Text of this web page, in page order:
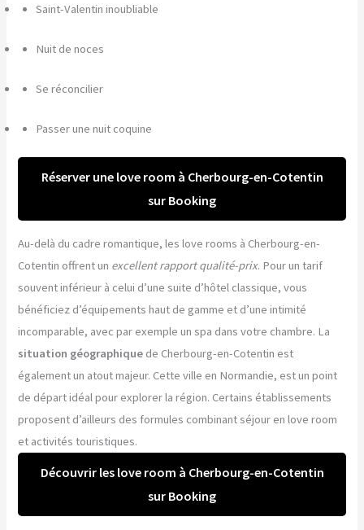
Saint-Valentin inoubliable
Nuit de noces
Se réconcilier
Passer une nuit coquine
Réserver une love room à Cherbourg-en-Cotentin
sur Booking
Au-delà du cadre romantique, les love rooms à Cherbourg-en-
Cotentin offrent un excellent rapport qualité-prix. Pour un tarif
souvent inférieur à celui d’une suite d’hôtel classique, vous
bénéficiez d’équipements haut de gamme et d’une intimité
incomparable, avec par exemple un spa dans votre chambre. La
situation géographique de Cherbourg-en-Cotentin est
également un atout majeur. Cette ville en Normandie, est un point
de départ idéal pour explorer la région. Certains établissements
proposent d’ailleurs des formules combinant séjour en love room
et activités touristiques.
Découvrir les love room à Cherbourg-en-Cotentin
sur Booking